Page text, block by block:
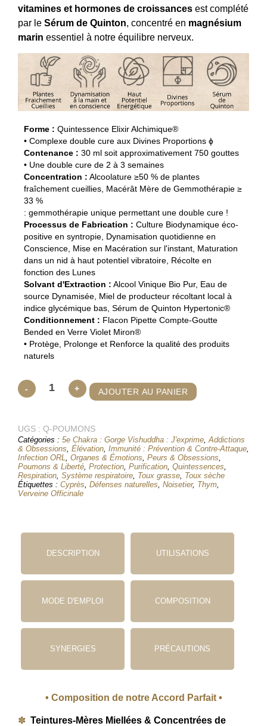
vitamines et hormones de croissances est complété
par le Sérum de Quinton, concentré en magnésium
marin essentiel à notre équilibre nerveux.
Forme : Quintessence Elixir Alchimique®
• Complexe double cure aux Divines Proportions ɸ
Contenance : 30 ml soit approximativement 750 gouttes
• Une double cure de 2 à 3 semaines
Concentration : Alcoolature ≥50 % de plantes
fraîchement cueillies, Macérât Mère de Gemmothérapie ≥
33 %
: gemmothérapie unique permettant une double cure !
Processus de Fabrication : Culture Biodynamique éco-
positive en syntropie, Dynamisation quotidienne en
Conscience, Mise en Macération sur l'instant, Maturation
dans un nid à haut potentiel vibratoire, Récolte en
fonction des Lunes
Solvant d'Extraction : Alcool Vinique Bio Pur, Eau de
source Dynamisée, Miel de producteur récoltant local à
indice glycémique bas, Sérum de Quinton Hypertonic®
Conditionnement : Flacon Pipette Compte-Goutte
Bended en Verre Violet Miron®
• Protège, Prolonge et Renforce la qualité des produits
naturels
-
quantité
Poumons
Respiration & Liberté
+ AJOUTER AU PANIER
UGS : Q-POUMONS
Catégories : 5e Chakra : Gorge Vishuddha : J'exprime,Addictions
& Obsessions, Élévation, Immunité : Prévention & Contre‑Attaque,
Infection ORL, Organes & Émotions, Peurs & Obsessions,
Poumons & Liberté, Protection, Purification, Quintessences,
Respiration, Système respiratoire, Toux grasse, Toux sèche
Étiquettes : Cyprès, Défenses naturelles, Noisetier, Thym,
Verveine Officinale
DESCRIPTION UTILISATIONS
MODE D'EMPLOI COMPOSITION
SYNERGIES PRÉCAUTIONS
• Composition de notre Accord Parfait •
Teintures-Mères Miellées & Concentrées de